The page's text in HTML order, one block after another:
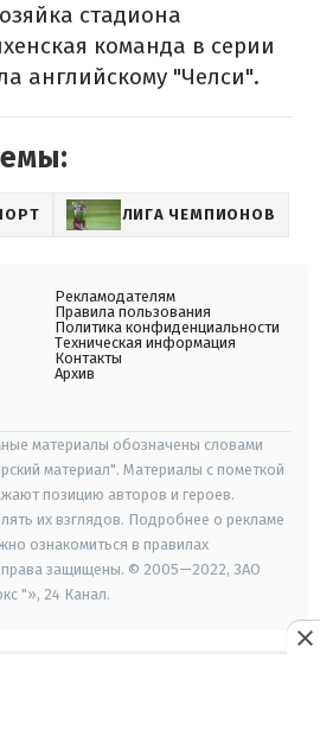
стадиона
команда в серии
английскому "Челси".
ЛИГА ЧЕМПИОНОВ
Рекламодателям
Правила пользования
Политика конфиденциальности
Техническая информация
Контакты
Архив
материалы обозначены словами
материал". Материалы с пометкой
позицию авторов и героев.
их взглядов. Подробнее о рекламе
ознакомиться в правилах
права защищены. © 2005—2022, ЗАО
"», 24 Канал.